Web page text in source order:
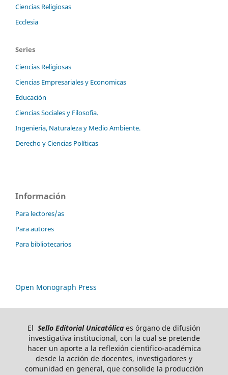
Ciencias Religiosas
Ecclesia
Series
Ciencias Religiosas
Ciencias Empresariales y Economicas
Educación
Ciencias Sociales y Filosofia.
Ingenieria, Naturaleza y Medio Ambiente.
Derecho y Ciencias Políticas
Información
Para lectores/as
Para autores
Para bibliotecarios
Open Monograph Press
El Sello Editorial Unicatólica es órgano de difusión
investigativa institucional, con la cual se pretende
hacer un aporte a la reflexión cientìfico-académica
desde la acción de docentes, investigadores y
comunidad en general, que consolide la producción